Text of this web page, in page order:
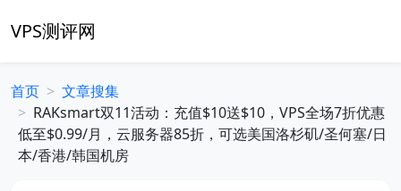
VPS测评网
首页
文章搜集
RAKsmart双11活动：充值$10送$10，VPS全场7折优惠
低至$0.99/月，云服务器85折，可选美国洛杉矶/圣何塞/日
本/香港/韩国机房